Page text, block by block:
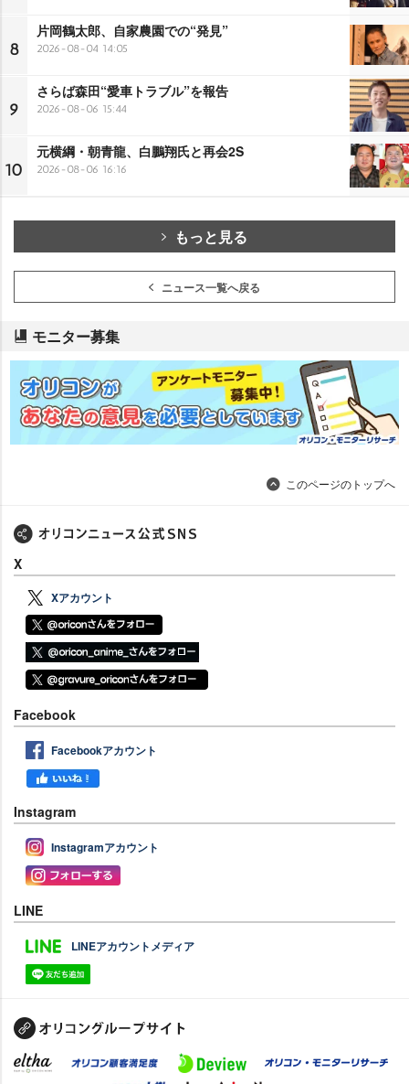
8
片岡鶴太郎、自家農園での“発見”
2026-08-04 14:05
9
さらば森田“愛車トラブル”を報告
2026-08-06 15:44
10
元横綱・朝青龍、白鵬翔氏と再会2S
2026-08-06 16:16
もっと見る
ニュース一覧へ戻る
モニター募集
このページのトップへ
X
Xアカウント
Facebook
Facebookアカウント
Instagram
Instagramアカウント
LINE
LINEアカウントメディア